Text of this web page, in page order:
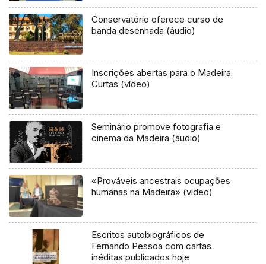
Conservatório oferece curso de
banda desenhada (áudio)
Inscrições abertas para o Madeira
Curtas (vídeo)
Seminário promove fotografia e
cinema da Madeira (áudio)
«Prováveis ancestrais ocupações
humanas na Madeira» (vídeo)
Escritos autobiográficos de
Fernando Pessoa com cartas
inéditas publicados hoje